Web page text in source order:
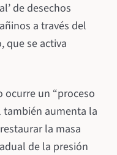
de desechos
a través del
que se activa
ocurre un “proceso
también aumenta la
la masa
de la presión